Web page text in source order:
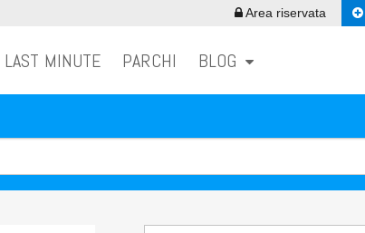
Area riservata
LAST MINUTE PARCHI BLOG